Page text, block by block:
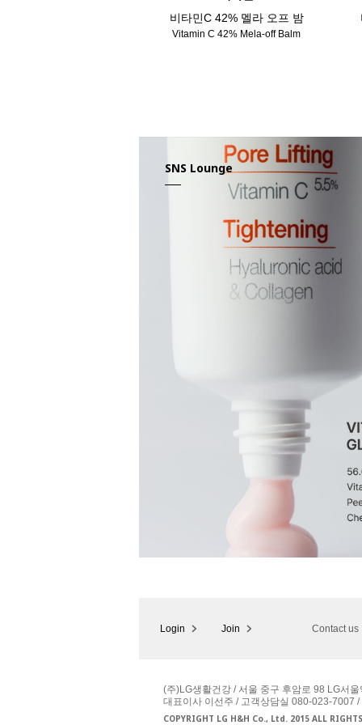
비타민C 42% 멜라 오프 밤
Vitamin C 42% Mela-off Balm
SNS Lounge
Login Join Contact us
(주)LG생활건강 / 서울 중구 후암로 98 LG서
대표이사 이선주 / 고객상담실 080-023-7007
COPYRIGHT LG H&H Co., Ltd. 2015 ALL RIGHTS